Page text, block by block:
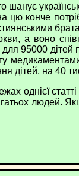
українські
конче
а воно
95000
дітей, на 40
однієї
людей.